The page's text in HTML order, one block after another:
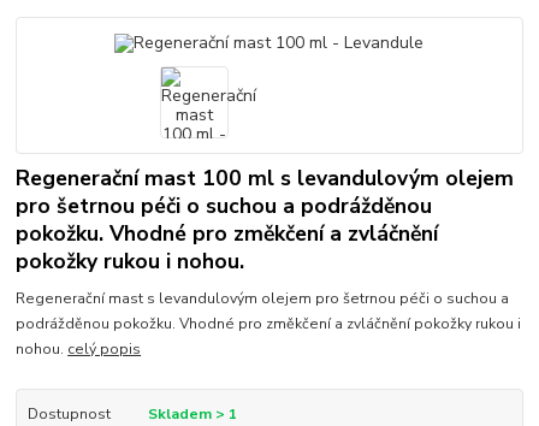
Regenerační mast 100 ml s levandulovým olejem
pro šetrnou péči o suchou a podrážděnou
pokožku. Vhodné pro změkčení a zvláčnění
pokožky rukou i nohou.
Regenerační mast s levandulovým olejem pro šetrnou péči o suchou a
podrážděnou pokožku. Vhodné pro změkčení a zvláčnění pokožky rukou i
nohou. celý popis
Dostupnost Skladem > 1